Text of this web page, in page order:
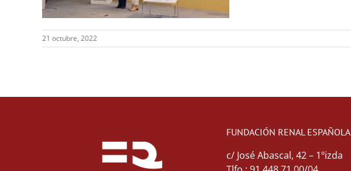
21 octubre, 2022
FUNDACIÓN RENAL ESPAÑOLA
c/ José Abascal, 42 – 1ºizda